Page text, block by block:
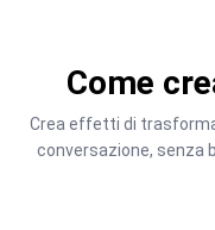
Come
Crea effetti di
conversazione, senza